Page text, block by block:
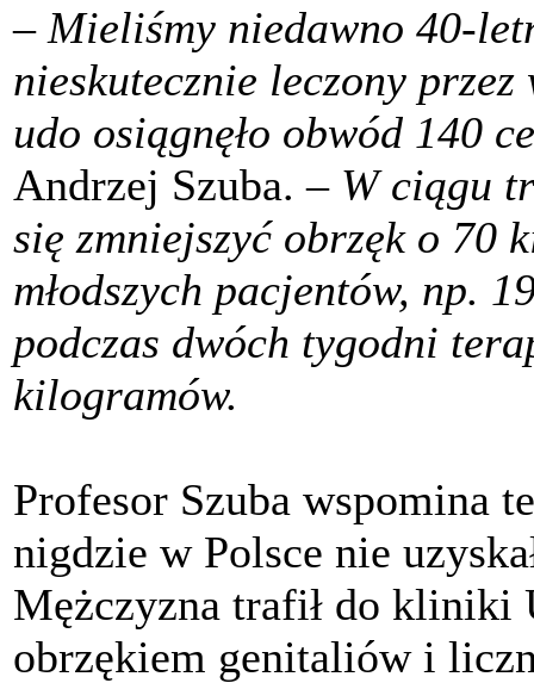
– Mieliśmy niedawno 40-
nieskutecznie leczony
udo osiągnęło obwód 140
Andrzej Szuba. – W ciągu
się zmniejszyć obrzęk o 70
młodszych pacjentów, np.
podczas dwóch tygodni
kilogramów.
Profesor Szuba wspomina
nigdzie w Polsce nie
Mężczyzna trafił do kliniki
obrzękiem genitaliów i